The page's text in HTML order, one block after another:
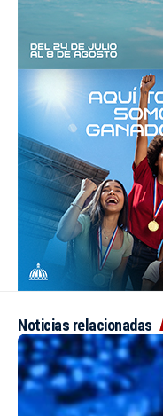
Noticias relacionadas